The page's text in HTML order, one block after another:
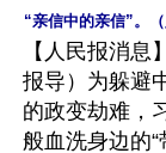
“亲信中的亲信”。（
【人民报消息
报导）为躲避
的政变劫难，
般血洗身边的“